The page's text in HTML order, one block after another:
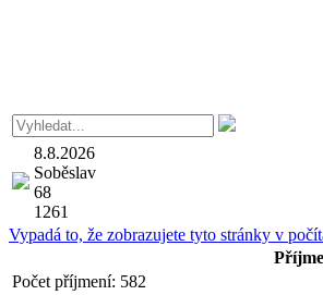
8.8.2026
Soběslav
68
1261
Vypadá to, že zobrazujete tyto stránky v
Počet příjmení: 582